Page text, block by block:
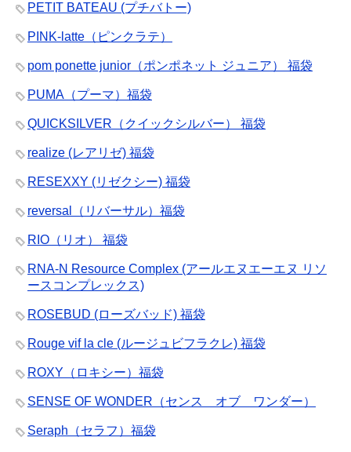
PETIT BATEAU (プチバトー)
PINK-latte（ピンクラテ）
pom ponette junior（ポンポネット ジュニア） 福袋
PUMA（プーマ）福袋
QUICKSILVER（クイックシルバー） 福袋
realize (レアリゼ) 福袋
RESEXXY (リゼクシー) 福袋
reversal（リバーサル）福袋
RIO（リオ） 福袋
RNA-N Resource Complex (アールエヌエーエヌ リソ
ースコンプレックス)
ROSEBUD (ローズバッド) 福袋
Rouge vif la cle (ルージュビフラクレ) 福袋
ROXY（ロキシー）福袋
SENSE OF WONDER（センス オブ ワンダー）
Seraph（セラフ）福袋